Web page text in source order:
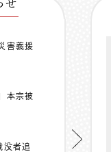
せ
害義援
本宗被
没者追